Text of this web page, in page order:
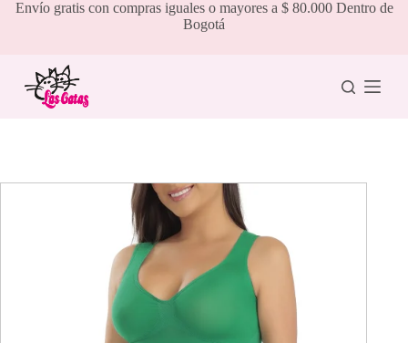
SaltarEnvío gratis con compras iguales o mayores a $ 80.000 Dentro de
Bogotá